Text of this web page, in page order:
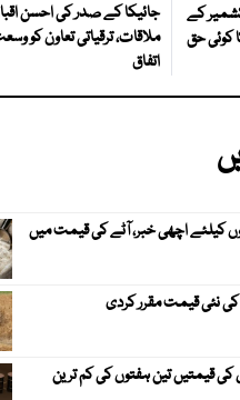
کشمیر کے
کوئی حق
جائیکا کے صدر کی احسن
ملاقات، ترقیاتی تعاون کو
اتفاق
کیلئے اچھی خبر، آٹے کی قیمت میں
نئی قیمت مقرر کردی
قیمتیں تین ہفتوں کی کم ترین